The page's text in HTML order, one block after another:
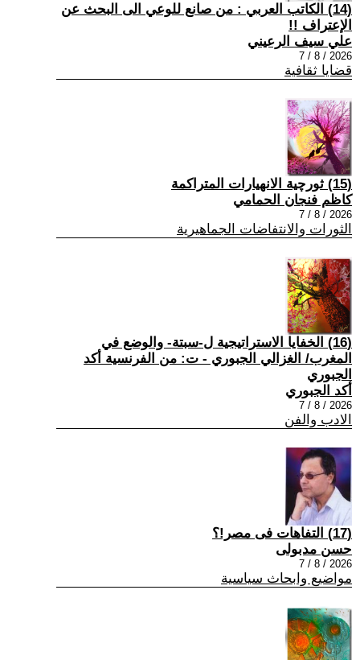
(14) الكاتب العربي : من صانع للوعي الى البحث عن
الإعتراف !!
علي سيف الرعيني
2026 / 8 / 7
قضايا ثقافية
(15) ثورچية الانهيارات المتراكمة
كاظم فنجان الحمامي
2026 / 8 / 7
الثورات والانتفاضات الجماهيرية
(16) الخفايا الاستراتيجية ل-سبتة- والوضع في
المغرب/ الغزالي الجبوري - ت: من الفرنسية أكد
الجبوري
أكد الجبوري
2026 / 8 / 7
الادب والفن
(17) التفاهات فى مصر!؟
حسن مدبولى
2026 / 8 / 7
مواضيع وابحاث سياسية